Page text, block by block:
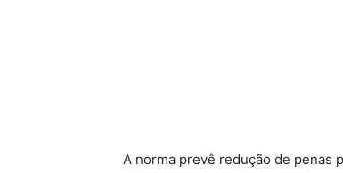
A norma prevê redução de penas